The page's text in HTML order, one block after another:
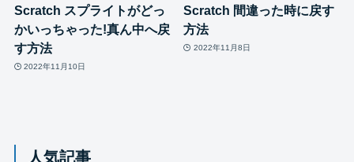
Scratch スプライトがどっ
かいっちゃった!真ん中へ戻
す方法
2022年11月10日
Scratch 間違った時に戻す
方法
2022年11月8日
人気記事